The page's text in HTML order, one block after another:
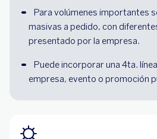
Para volúmenes importantes
masivas a pedido, con
presentado por la empresa.
Puede incorporar una 4ta.
empresa, evento o promoción